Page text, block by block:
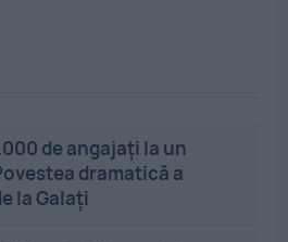
de angajați la un
dramatică a
la Galați